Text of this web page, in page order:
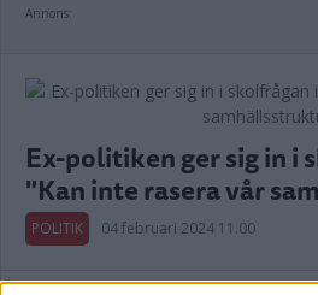
Annons:
Ex-politiken ger sig in i
"Kan inte rasera vår
POLITIK 04 februari 2024 11.00